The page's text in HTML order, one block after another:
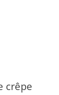
crêpe